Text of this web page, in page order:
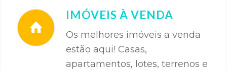
IMÓVEIS À VENDA
Os melhores imóveis a venda
estão aqui! Casas,
apartamentos, lotes, terrenos e